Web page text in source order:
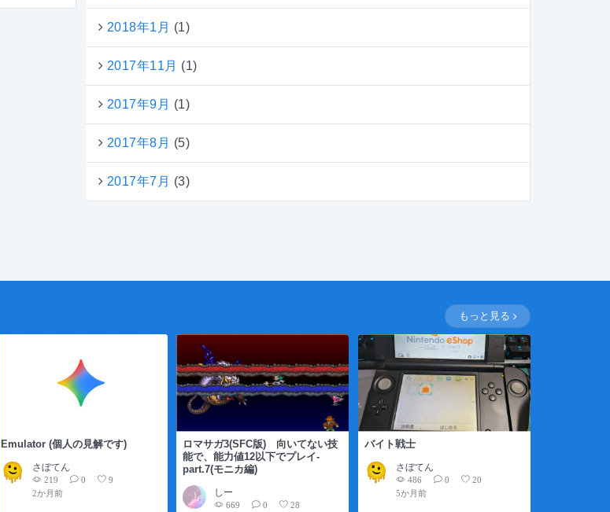
2018年1月 (1)
2017年11月 (1)
2017年9月 (1)
2017年8月 (5)
2017年7月 (3)
Emulator (個人の見解です)
さぼてん
219 0
9
2か月前
ロマサガ3(SFC版) 向いてない技
能で、能力値12以下でプレイ-
part.7(モニカ編)
しー
669 0
28
バイト戦士
さぼてん
486 0
20
5か月前
もっと見る